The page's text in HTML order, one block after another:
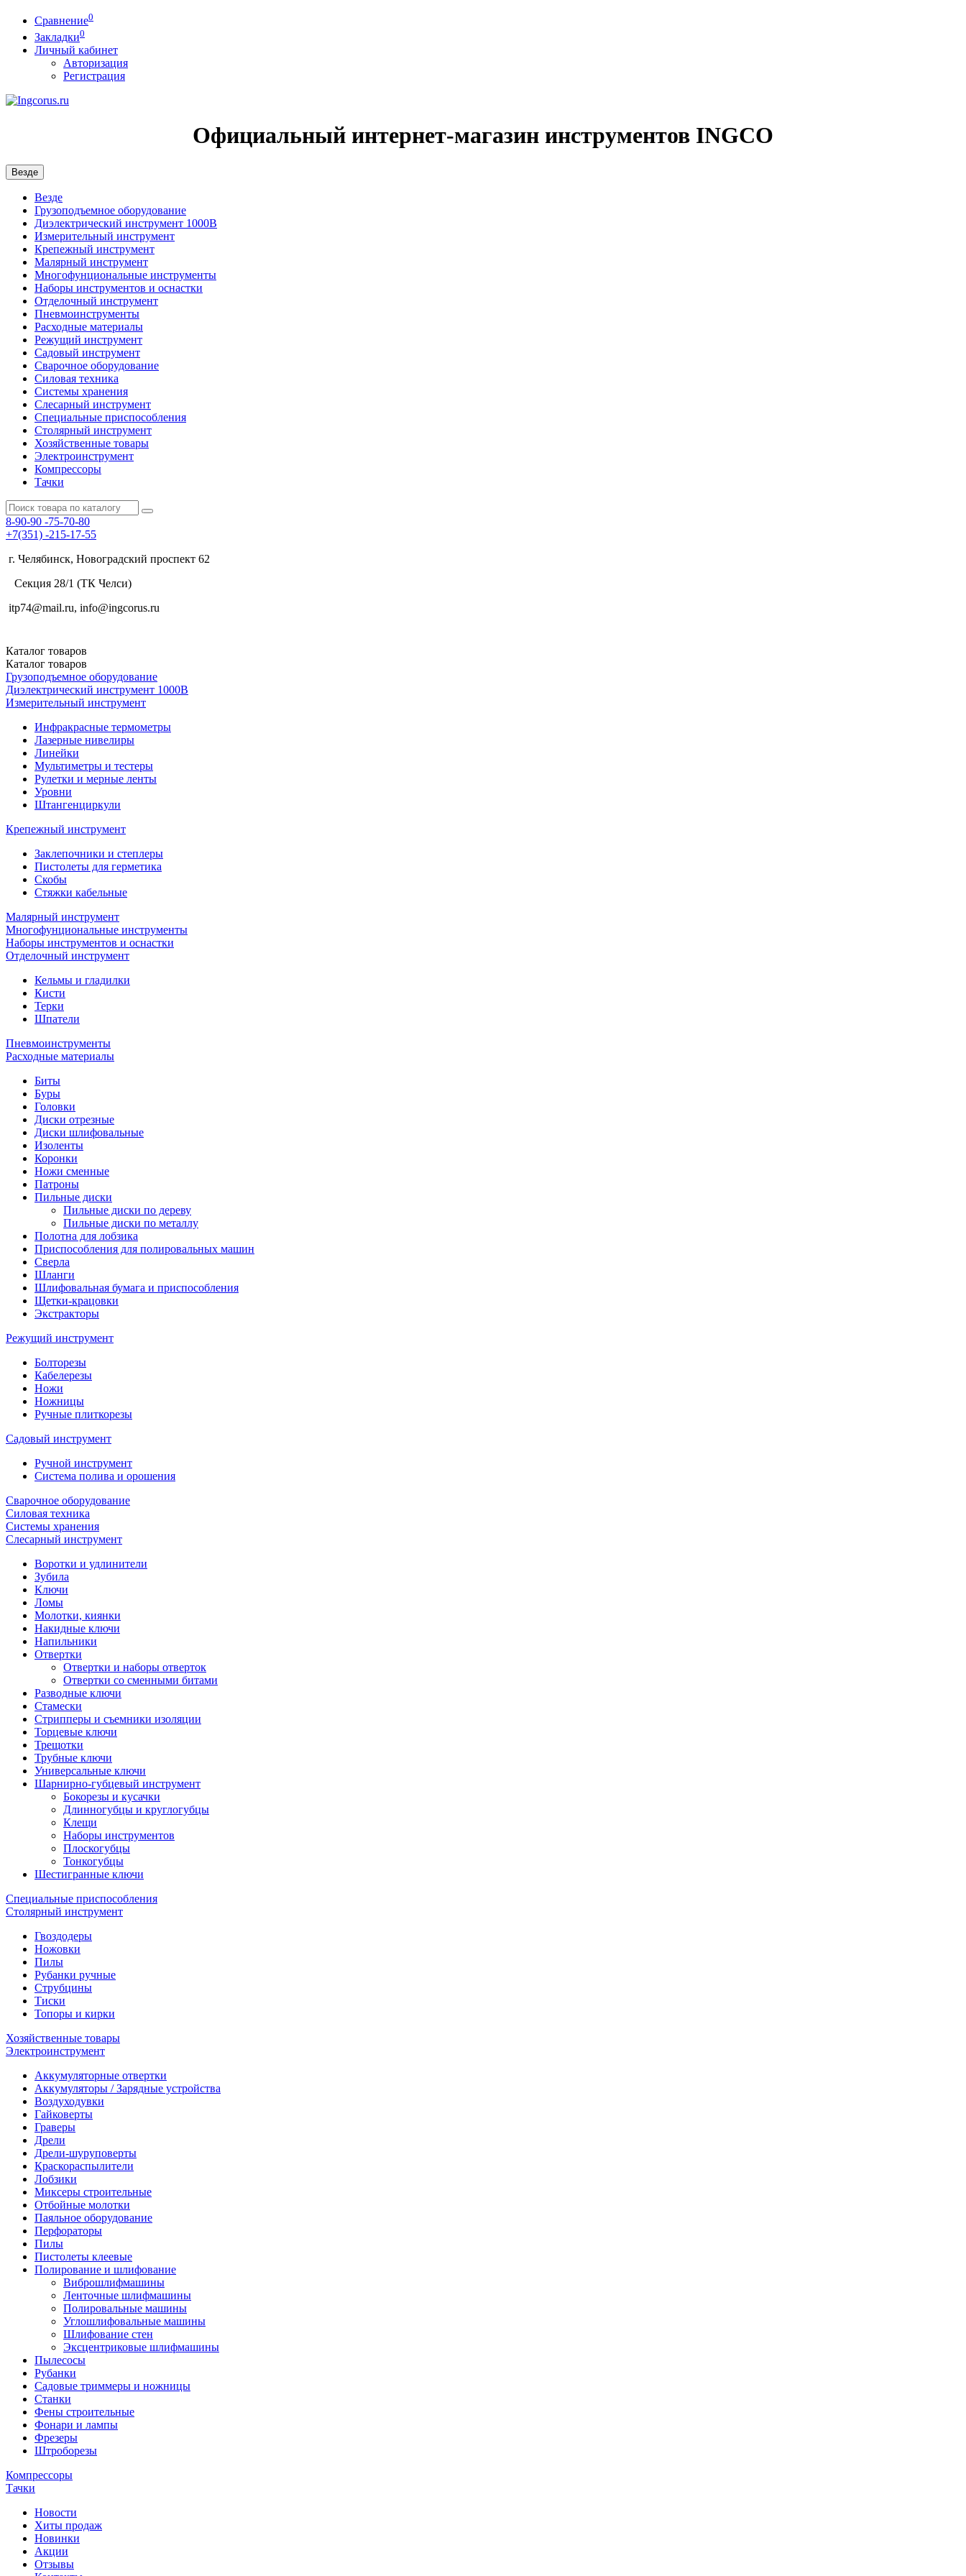
Сравнение0
Закладки0
Личный кабинет
Авторизация
Регистрация
Официальный интернет-магазин инструментов INGCO
Везде
Везде
Грузоподъемное оборудование
Диэлектрический инструмент 1000В
Измерительный инструмент
Крепежный инструмент
Малярный инструмент
Многофунциональные инструменты
Наборы инструментов и оснастки
Отделочный инструмент
Пневмоинструменты
Расходные материалы
Режущий инструмент
Садовый инструмент
Сварочное оборудование
Силовая техника
Системы хранения
Слесарный инструмент
Специальные приспособления
Столярный инструмент
Хозяйственные товары
Электроинструмент
Компрессоры
Тачки
8-90-90 -75-70-80
+7(351) -215-17-55
г. Челябинск, Новоградский проспект 62
Секция 28/1 (ТК Челси)
itp74@mail.ru, info@ingcorus.ru
Каталог товаров
Каталог товаров
Грузоподъемное оборудование
Диэлектрический инструмент 1000В
Измерительный инструмент
Инфракрасные термометры
Лазерные нивелиры
Линейки
Мультиметры и тестеры
Рулетки и мерные ленты
Уровни
Штангенциркули
Крепежный инструмент
Заклепочники и степлеры
Пистолеты для герметика
Скобы
Стяжки кабельные
Малярный инструмент
Многофунциональные инструменты
Наборы инструментов и оснастки
Отделочный инструмент
Кельмы и гладилки
Кисти
Терки
Шпатели
Пневмоинструменты
Расходные материалы
Биты
Буры
Головки
Диски отрезные
Диски шлифовальные
Изоленты
Коронки
Ножи сменные
Патроны
Пильные диски
Пильные диски по дереву
Пильные диски по металлу
Полотна для лобзика
Приспособления для полировальных машин
Сверла
Шланги
Шлифовальная бумага и приспособления
Щетки-крацовки
Экстракторы
Режущий инструмент
Болторезы
Кабелерезы
Ножи
Ножницы
Ручные плиткорезы
Садовый инструмент
Ручной инструмент
Система полива и орошения
Сварочное оборудование
Силовая техника
Системы хранения
Слесарный инструмент
Воротки и удлинители
Зубила
Ключи
Ломы
Молотки, киянки
Накидные ключи
Напильники
Отвертки
Отвертки и наборы отверток
Отвертки со сменными битами
Разводные ключи
Стамески
Стрипперы и съемники изоляции
Торцевые ключи
Трещотки
Трубные ключи
Универсальные ключи
Шарнирно-губцевый инструмент
Бокорезы и кусачки
Длинногубцы и круглогубцы
Клещи
Наборы инструментов
Плоскогубцы
Тонкогубцы
Шестигранные ключи
Специальные приспособления
Столярный инструмент
Гвоздодеры
Ножовки
Пилы
Рубанки ручные
Струбцины
Тиски
Топоры и кирки
Хозяйственные товары
Электроинструмент
Аккумуляторные отвертки
Аккумуляторы / Зарядные устройства
Воздуходувки
Гайковерты
Граверы
Дрели
Дрели-шуруповерты
Краскораспылители
Лобзики
Миксеры строительные
Отбойные молотки
Паяльное оборудование
Перфораторы
Пилы
Пистолеты клеевые
Полирование и шлифование
Виброшлифмашины
Ленточные шлифмашины
Полировальные машины
Углошлифовальные машины
Шлифование стен
Эксцентриковые шлифмашины
Пылесосы
Рубанки
Садовые триммеры и ножницы
Станки
Фены строительные
Фонари и лампы
Фрезеры
Штроборезы
Компрессоры
Тачки
Новости
Хиты продаж
Новинки
Акции
Отзывы